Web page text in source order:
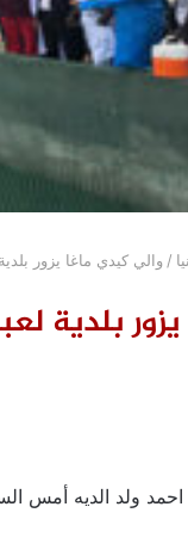
/ والي كيدي ماغا يزور
بلدية
ولد الديه أمس